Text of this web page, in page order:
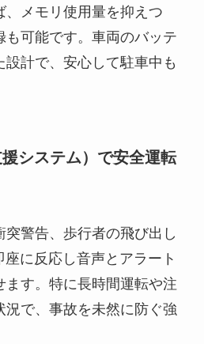
、メモリ使用量を抑えつ
も可能です。車両のバッテ
設計で、安心して駐車中も
システム）で安全運転
警告、歩行者の飛び出し
に反応し音声とアラート
ます。特に長時間運転や注
況で、事故を未然に防ぐ強